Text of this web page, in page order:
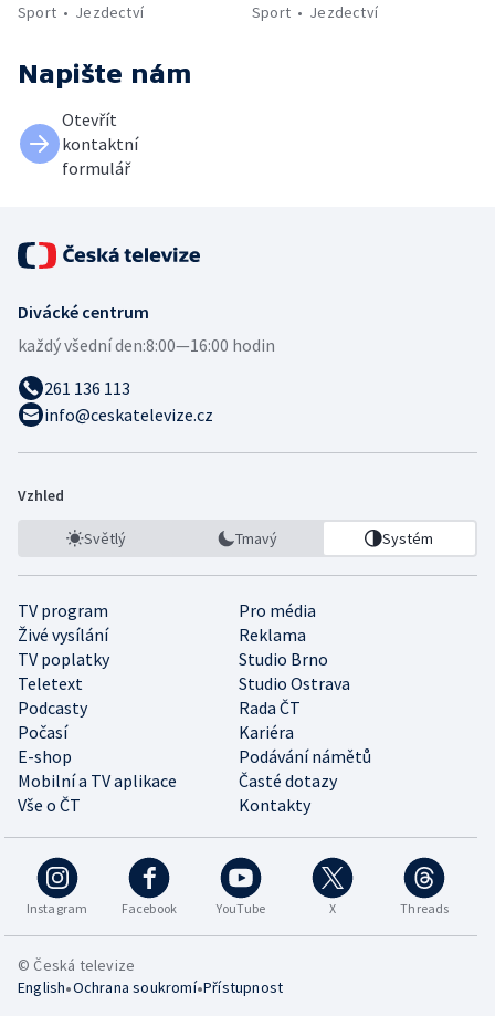
Sport
Jezdectví
Sport
Jezdectví
Napište nám
Otevřít
kontaktní
formulář
Divácké centrum
každý všední den:8:00—16:00 hodin
261 136 113
info@ceskatelevize.cz
Vzhled
Světlý Tmavý Systém
TV program
Pro média
Živé vysílání
Reklama
TV poplatky
Studio Brno
Teletext
Studio Ostrava
Podcasty
Rada ČT
Počasí
Kariéra
E-shop
Podávání námětů
Mobilní a TV aplikace
Časté dotazy
Vše o ČT
Kontakty
Instagram Facebook YouTube X Threads
© Česká televize
English•Ochrana soukromí•Přístupnost